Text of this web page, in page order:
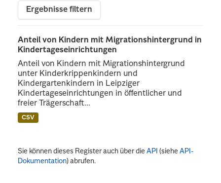
Ergebnisse filtern
Anteil von Kindern mit Migrationshintergrund in
Kindertageseinrichtungen
Anteil von Kindern mit Migrationshintergrund
unter Kinderkrippenkindern und
Kindergartenkindern in Leipziger
Kindertageseinrichtungen in öffentlicher und
freier Trägerschaft...
CSV
Sie können dieses Register auch über dieAPI (sieheAPI-
Dokumentation) abrufen.